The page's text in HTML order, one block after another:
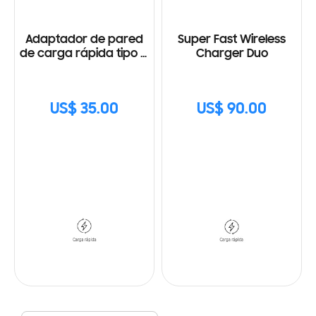
Adaptador de pared
de carga rápida tipo C
US$ 35.00
Super Fast Wireless
Charger Duo
US$ 90.00